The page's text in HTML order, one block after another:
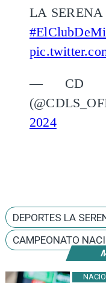
LA
— CD
2024
DEPORTES LA
CAMPEONATO